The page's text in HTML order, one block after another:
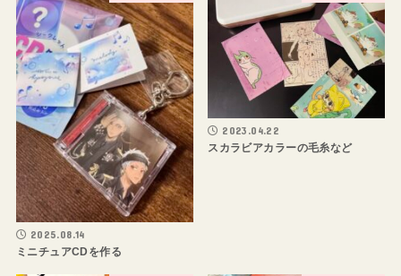
2025.08.14
ミニチュアCDを作る
2023.04.22
スカラビアカラーの毛糸など